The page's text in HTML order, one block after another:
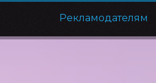
Рекламодателям